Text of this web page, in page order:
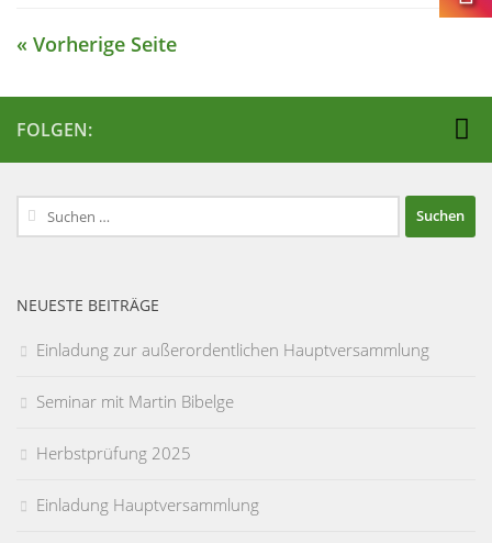
« Vorherige Seite
FOLGEN:
Suchen
nach:
NEUESTE BEITRÄGE
Einladung zur außerordentlichen Hauptversammlung
Seminar mit Martin Bibelge
Herbstprüfung 2025
Einladung Hauptversammlung